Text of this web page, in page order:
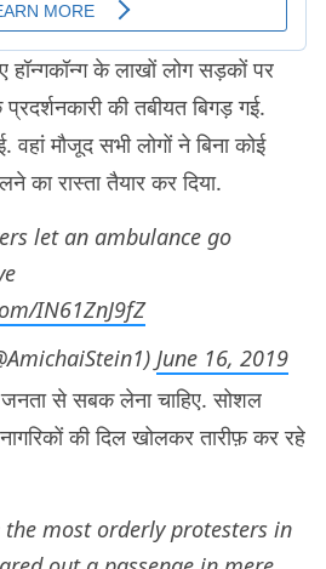
हॉन्गकॉन्ग के लाखों लोग सड़कों पर
की तबीयत बिगड़ गई.
मौजूद सभी लोगों ने बिना कोई
का रास्ता तैयार कर दिया.
let an ambulance go
IN61ZnJ9fZ
June 16, 2019
जनता से सबक लेना चाहिए. सोशल
की दिल खोलकर तारीफ़ कर रहे
the most orderly protesters in